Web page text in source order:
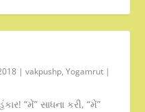
|vakpushp,Yogamrut |
“મેં” સાધના કરી, “મેં”